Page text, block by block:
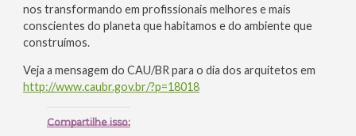
nos transformando em profissionais melhores e mais
conscientes do planeta que habitamos e do ambiente que
construímos.
Veja a mensagem do CAU/BR para o dia dos arquitetos em
http://www.caubr.gov.br/?p=18018
Compartilhe isso: